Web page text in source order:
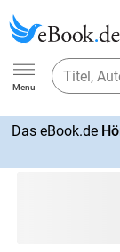
Ebook.de
Menu
Das eBook.de